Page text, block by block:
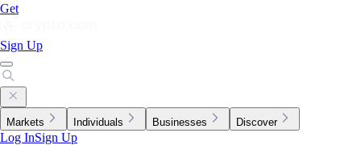
Get
Sign Up
Markets Individuals Businesses Discover
Log InSign Up